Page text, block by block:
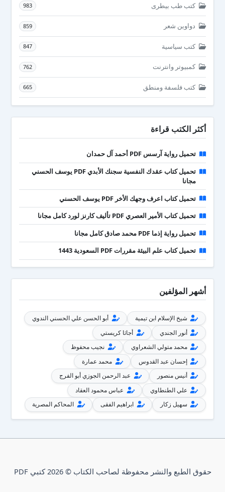
كتب طب بيطرى 983
دواوين شعر 859
كتب سياسية 847
كمبيوتر وانترنت 762
كتب فلسفة ومنطق 665
أكثر الكتب قراءة
تحميل رواية آرسس PDF أحمد آل حمدان
تحميل كتاب عقدك النفسية سجنك الأبدي PDF يوسف الحسني
مجانا
تحميل كتاب اعرف وجهك الأخر PDF يوسف الحسني
تحميل كتاب الأمير العصري PDF تأليف كارنز لورد كامل مجانا
تحميل رواية إذما PDF محمد صادق كامل مجانا
تحميل كتاب علم البيئة مقررات PDF السعودية 1443
أشهر المؤلفين
شيخ الإسلام ابن تيمية
أبو الحسن علي الحسني الندوي
أنور الجندي
أجاثا كريستي
محمد متولي الشعراوي
نجيب محفوظ
إحسان عبد القدوس
محمد عمارة
أنيس منصور
عبد الرحمن الجوزي أبو الفرج
علي الطنطاوي
عباس محمود العقاد
سهيل زكار
ابراهيم الفقى المحاكم المصرية
حقوق الطبع والنشر محفوظة لصاحب الكتاب © 2026 كتبي PDF